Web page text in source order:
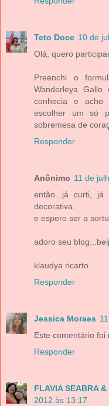
Teto Doce 10 de
Olá, quero
Preenchi o
Wanderleya
conhecia e acho
escolher um só
sobremesa de
Responder
Anônimo 11 de
então...já curti,
decorativa.
e espero ser a
adoro seu
klaudya ricarto
Responder
Jessica Moraes
Este comentário foi
Responder
FLAVIA SEABRA
2012 às 13:17